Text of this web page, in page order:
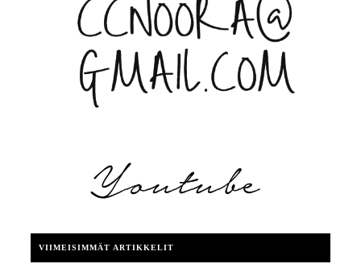
VIIMEISIMMÄT ARTIKKELIT